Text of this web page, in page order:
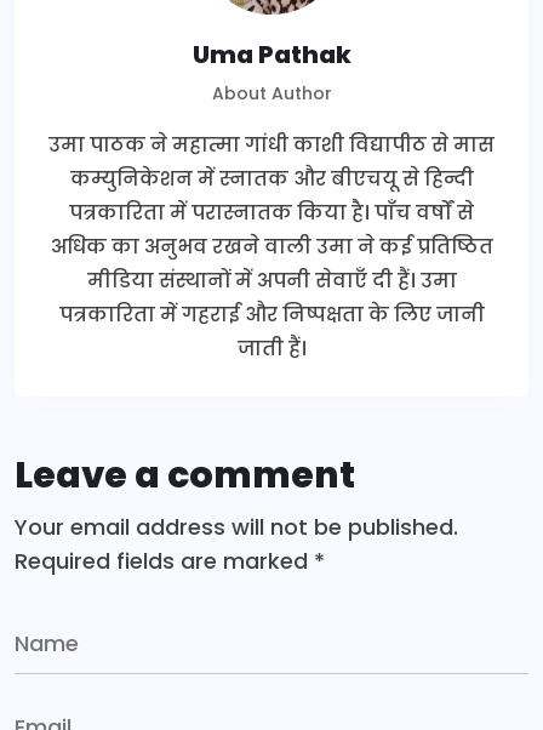
Uma Pathak
About Author
उमा पाठक ने महात्मा गांधी काशी विद्यापीठ से मास
कम्युनिकेशन में स्नातक और बीएचयू से हिन्दी
पत्रकारिता में परास्नातक किया है। पाँच वर्षों से
अधिक का अनुभव रखने वाली उमा ने कई प्रतिष्ठित
मीडिया संस्थानों में अपनी सेवाएँ दी हैं। उमा
पत्रकारिता में गहराई और निष्पक्षता के लिए जानी
जाती हैं।
Leave a comment
Your email address will not be published.
Required fields are marked *